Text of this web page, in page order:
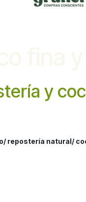
y
repostería natural/